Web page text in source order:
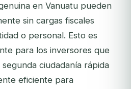
en Vanuatu pueden
sin cargas fiscales
o personal. Esto es
para los inversores que
ciudadanía rápida
eficiente para